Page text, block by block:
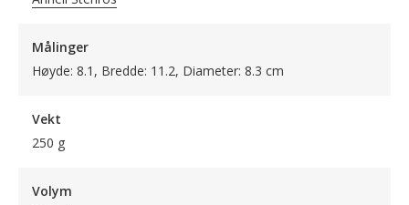
Målinger
Høyde: 8.1, Bredde: 11.2, Diameter: 8.3 cm
Vekt
250 g
Volym